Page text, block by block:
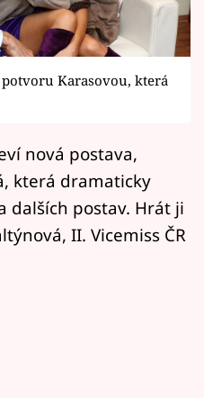
Vary
Karasovou, která
nová postava,
která dramaticky
dalších postav. Hrát ji
II. Vicemiss ČR